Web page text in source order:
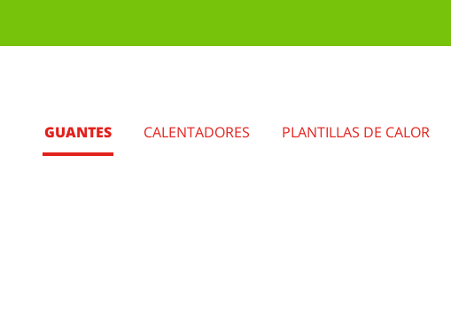
GUANTES CALENTADORES PLANTILLAS DE CALOR